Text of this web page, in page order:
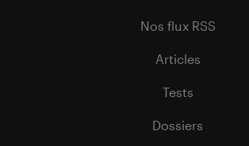
Nos flux RSS
Articles
Tests
Dossiers